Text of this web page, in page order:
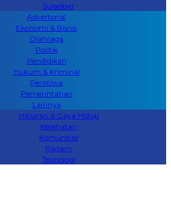
Sulselbar
Advertorial
Ekonomi & Bisnis
Olahraga
Politik
Pendidikan
Hukum & Kriminal
Peristiwa
Pemerintahan
Lainnya
Hiburan & Gaya Hidup
Kesehatan
Komunitas
Ragam
Teknologi